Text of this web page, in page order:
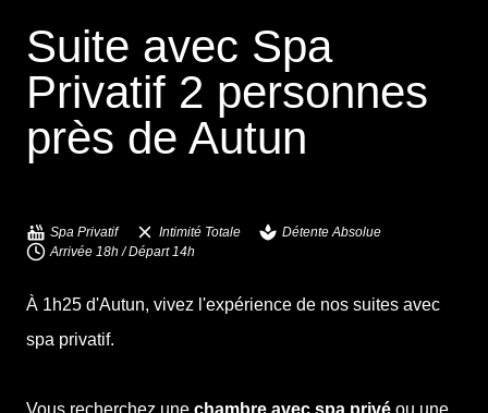
Suite avec Spa
Privatif 2 personnes
près de Autun
Spa Privatif Intimité Totale
Détente Absolue
Arrivée 18h / Départ 14h
À 1h25 d'Autun, vivez l'expérience de nos suites avec
spa privatif.